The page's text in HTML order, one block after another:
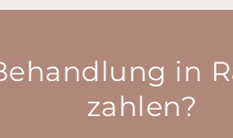
in
zahlen?